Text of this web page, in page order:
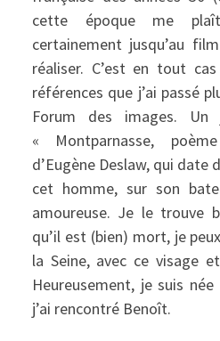
cette époque me
certainement jusqu’au
réaliser. C’est en tout
références que j’ai passé
Forum des images. Un
« Montparnasse,
d’Eugène Deslaw, qui date
cet homme, sur son
amoureuse. Je le trouve
qu’il est (bien) mort, je
la Seine, avec ce visage
Heureusement, je suis
j’ai rencontré Benoît.